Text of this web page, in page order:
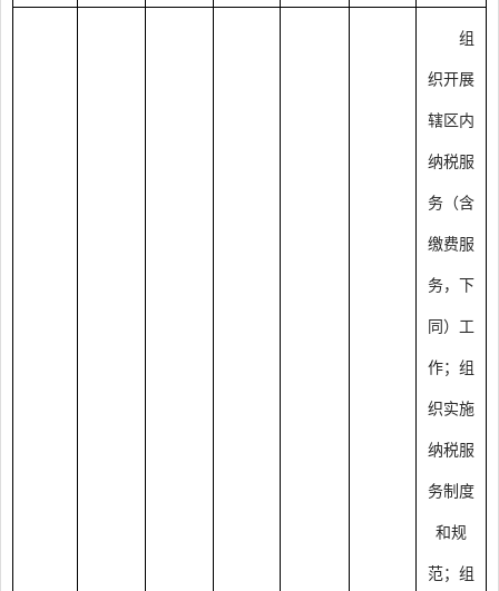
组
织开展
辖区内
纳税服
务（含
缴费服
务，下
同）工
作；组
织实施
纳税服
务制度
和规
范；组